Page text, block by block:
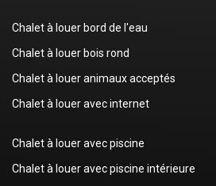
Chalet à louer bord de l'eau
Chalet à louer bois rond
Chalet à louer animaux acceptés
Chalet à louer avec internet
Chalet à louer avec piscine
Chalet à louer avec piscine intérieure